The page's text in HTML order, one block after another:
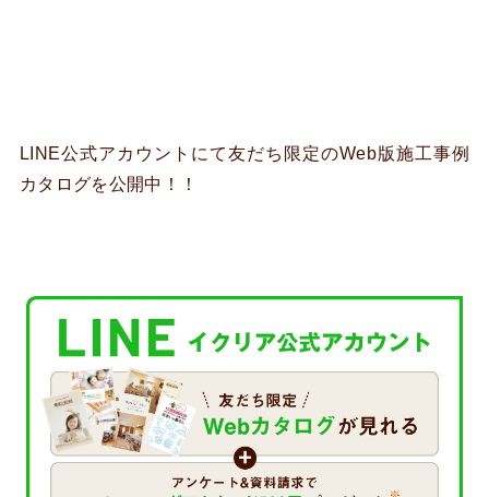
LINE公式アカウントにて友だち限定のWeb版施工事例
カタログを公開中！！